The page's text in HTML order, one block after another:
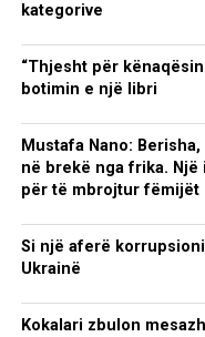
kategorive
“Thjesht për
botimin e një libri
Mustafa Nano:
në brekë nga frika. Një
për të mbrojtur fëmijët
Si një aferë
Ukrainë
Kokalari zbulon